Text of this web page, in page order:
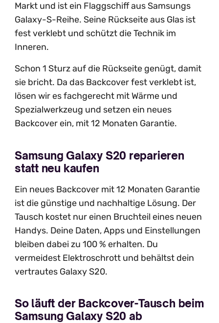
Markt und ist ein Flaggschiff aus Samsungs
Galaxy-S-Reihe. Seine Rückseite aus Glas ist
fest verklebt und schützt die Technik im
Inneren.
Schon 1 Sturz auf die Rückseite genügt, damit
sie bricht. Da das Backcover fest verklebt ist,
lösen wir es fachgerecht mit Wärme und
Spezialwerkzeug und setzen ein neues
Backcover ein, mit 12 Monaten Garantie.
Samsung Galaxy S20 reparieren
statt neu kaufen
Ein neues Backcover mit 12 Monaten Garantie
ist die günstige und nachhaltige Lösung. Der
Tausch kostet nur einen Bruchteil eines neuen
Handys. Deine Daten, Apps und Einstellungen
bleiben dabei zu 100 % erhalten. Du
vermeidest Elektroschrott und behältst dein
vertrautes Galaxy S20.
So läuft der Backcover-Tausch beim
Samsung Galaxy S20 ab